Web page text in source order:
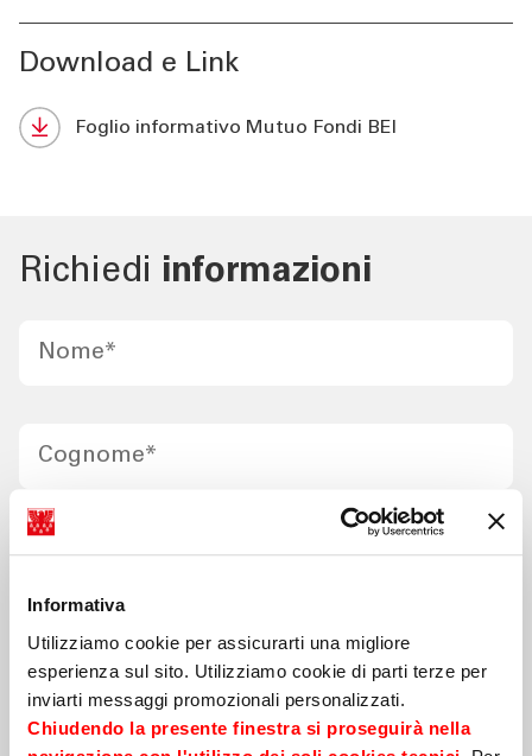
Informativa
Utilizziamo cookie per assicurarti una migliore
esperienza sul sito. Utilizziamo cookie di parti terze per
inviarti messaggi promozionali personalizzati.
Chiudendo la presente finestra si proseguirà nella
Download e Link
Foglio informativo Mutuo Fondi BEI
Richiedi informazioni
Nome*
Cognome*
Cellulare*
E-mail